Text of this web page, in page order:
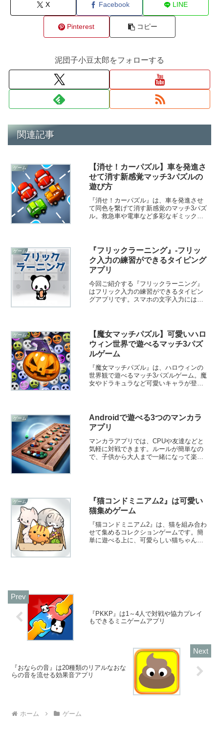
X Facebook LINE
Pinterest コピー
泥団子小豆太郎をフォローする
関連記事
ゲーム
【消せ！カーパズル】車を発進さ
せて消す新感覚マッチ3パズルの
遊び方
『消せ！カーパズル』は、車を発進させ
て同色を繋げて消す新感覚のマッチ3パズ
ル。救急車や電車など多彩なギミックが
ゲーム
『フリックラーニング』-フリッ
ク入力の練習ができるタイピング
アプリ
今回ご紹介する『フリックラーニング』
はフリック入力の練習ができるタイピン
グアプリです。スマホの文字入力には欠
ゲーム
【魔女マッチパズル】可愛いハロ
ウィン世界で遊べるマッチ3パズ
ルゲーム
『魔女マッチパズル』は、ハロウィンの
世界観で遊べるマッチ3パズルゲーム。魔
女やドラキュラなど可愛いキャラが登場
ゲーム
Androidで遊べる3つのマンカラ
アプリ
マンカラアプリでは、CPUや友達などと
気軽に対戦できます。ルールが簡単なの
で、子供から大人まで一緒になって楽し
ゲーム
『猫コンドミニアム2』は可愛い
猫集めゲーム
『猫コンドミニアム2』は、猫を組み合わ
せて集めるコレクションゲームです。簡
単に遊べる上に、可愛らしい猫ちゃんた
『PKKP』は1～4人で対戦や協力プレイ
もできるミニゲームアプリ
『おならの音』は20種類のリアルなおな
らの音を流せる効果音アプリ
ホーム ゲーム